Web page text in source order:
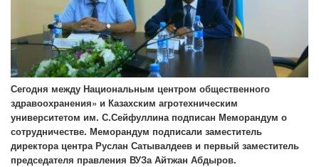
Сегодня между Национальным центром общественного
здравоохранения» и Казахским агротехническим
университетом им. С.Сейфуллина подписан Меморандум о
сотрудничестве. Меморандум подписали заместитель
директора центра Руслан Сатывалдеев и первый заместитель
председателя правления ВУЗа Айтжан Абдыров.